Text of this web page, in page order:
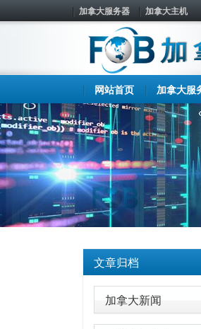
加拿大服务器 加拿大主机
网站首页 加拿大服
文章归档
加拿大新闻